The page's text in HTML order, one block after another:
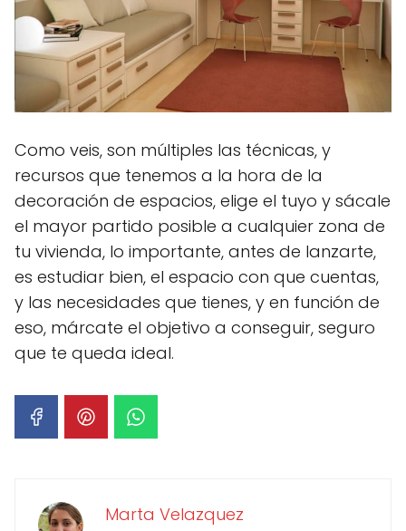
Como veis, son múltiples las técnicas, y
recursos que tenemos a la hora de la
decoración de espacios, elige el tuyo y sácale
el mayor partido posible a cualquier zona de
tu vivienda, lo importante, antes de lanzarte,
es estudiar bien, el espacio con que cuentas,
y las necesidades que tienes, y en función de
eso, márcate el objetivo a conseguir, seguro
que te queda ideal.
Marta Velazquez